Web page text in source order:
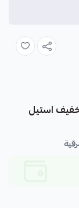
سم شبك خفيف استيل